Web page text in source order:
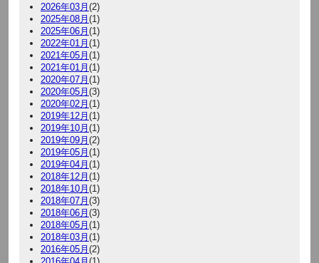
2026年03月(2)
2025年08月(1)
2025年06月(1)
2022年01月(1)
2021年05月(1)
2021年01月(1)
2020年07月(1)
2020年05月(3)
2020年02月(1)
2019年12月(1)
2019年10月(1)
2019年09月(2)
2019年05月(1)
2019年04月(1)
2018年12月(1)
2018年10月(1)
2018年07月(3)
2018年06月(3)
2018年05月(1)
2018年03月(1)
2016年05月(2)